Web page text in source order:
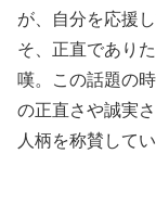
が、自分を応援
そ、正直であり
嘆。この話題の
の正直さや誠実
人柄を称賛してい